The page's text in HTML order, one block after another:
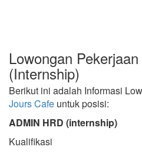
Lowongan
(Internship)
Berikut ini adalah Informasi
Jours Cafe untuk posisi:
ADMIN HRD (internship)
Kualifikasi